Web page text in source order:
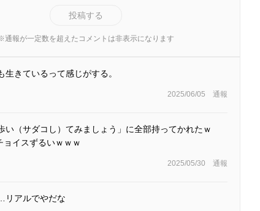
投稿する
通報が一定数を超えたコメントは非表示になります
生きているって感じがする。
2025/06/05 通報
い（サダコし）てみましょう」に全部持ってかれたｗ
ョイスずるいｗｗｗ
2025/05/30 通報
リアルでやだな